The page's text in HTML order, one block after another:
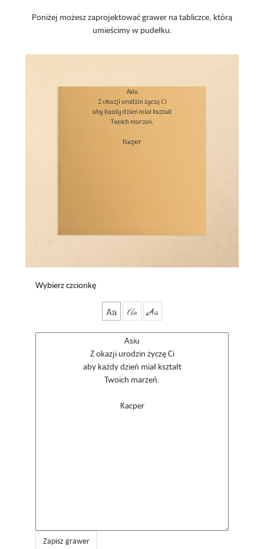
Poniżej możesz zaprojektować grawer na tabliczce, którą
umieścimy w pudełku.
Asiu
Z okazji urodzin życzę Ci
aby każdy dzień miał kształt
Twoich marzeń.
Kacper
Wybierz czcionkę
Aa Aa Aa
Zapisz grawer